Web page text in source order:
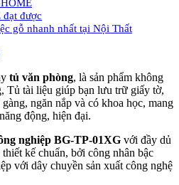
được
gỗ nhanh nhất tại Nội Thất
tủ văn phòng, là sản phẩm không
Tủ tài liệu giúp bạn lưu trữ giấy tờ,
ngăn nắp và có khoa học, mang
động, hiện đại.
nghiệp BG-TP-01XG với đầy dủ
kế chuẩn, bởi công nhân bậc
với dây chuyền sản xuất công nghệ